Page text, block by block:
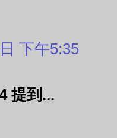
下午5:35
提到...